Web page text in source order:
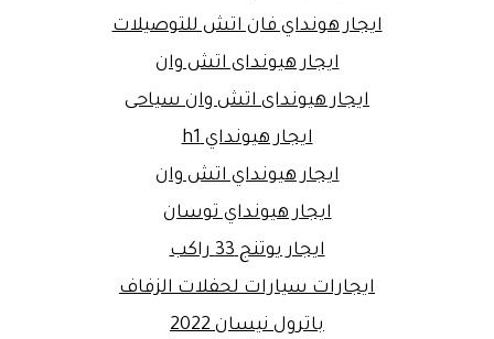
ايجار هونداي فان اتش للتوصيلات
ايجار هيونداى اتش وان
ايجار هيونداى اتش وان سياحى
ايجار هيونداي h1
ايجار هيونداي اتش وان
ايجار هيونداي توسان
ايجار يوتنج 33 راكب
ايجارات سيارات لحفلات الزفاف
باترول نيسان 2022